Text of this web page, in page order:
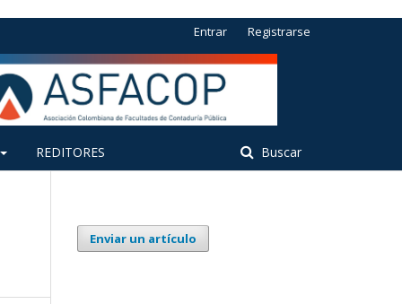
REDITORES Buscar
Entrar Registrarse
Enviar un artículo